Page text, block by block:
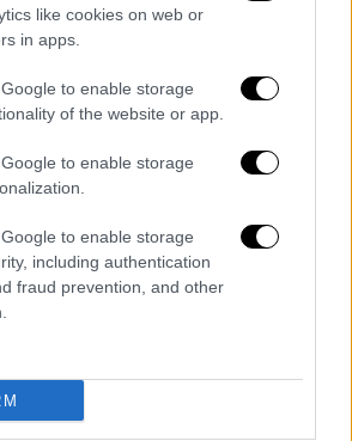
like cookies on web or
in apps.
to enable storage
of the website or app.
to enable storage
to enable storage
including authentication
fraud prevention, and other
this post on Instagram
(@opentvgr)